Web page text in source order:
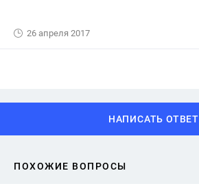
26 апреля 2017
НАПИСАТЬ ОТВЕТ
ПОХОЖИЕ ВОПРОСЫ